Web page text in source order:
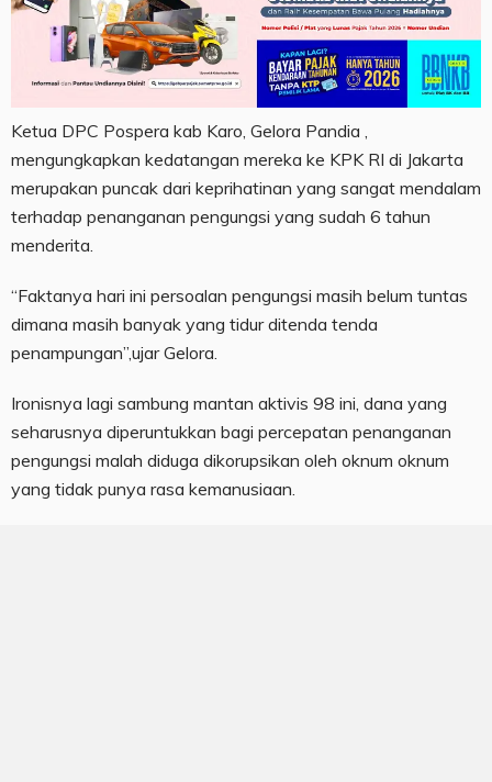
Ketua DPC Pospera kab Karo, Gelora Pandia ,
mengungkapkan kedatangan mereka ke KPK RI di Jakarta
merupakan puncak dari keprihatinan yang sangat mendalam
terhadap penanganan pengungsi yang sudah 6 tahun
menderita.
“Faktanya hari ini persoalan pengungsi masih belum tuntas
dimana masih banyak yang tidur ditenda tenda
penampungan”,ujar Gelora.
Ironisnya lagi sambung mantan aktivis 98 ini, dana yang
seharusnya diperuntukkan bagi percepatan penanganan
pengungsi malah diduga dikorupsikan oleh oknum oknum
yang tidak punya rasa kemanusiaan.